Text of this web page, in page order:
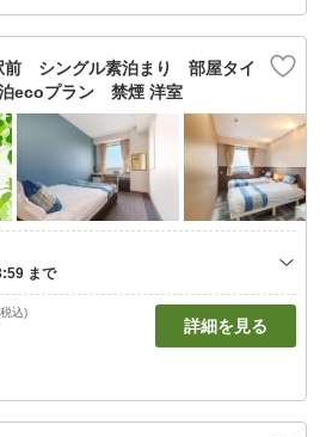
前 シングル素泊まり 部屋タイ
ecoプラン 禁煙 洋室
込)
詳細を見る